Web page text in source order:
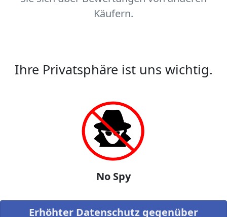
Käufern.
Ihre Privatsphäre ist uns wichtig.
No Spy
Erhöhter Datenschutz gegenüber